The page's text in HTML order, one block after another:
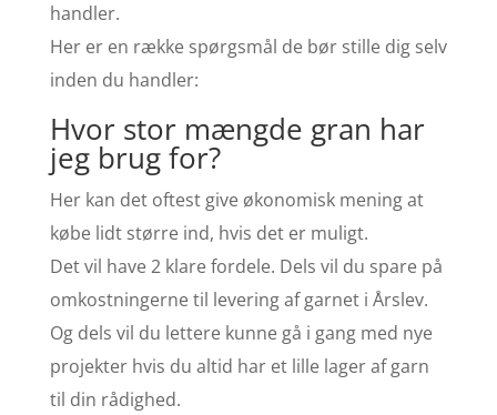
handler.
Her er en række spørgsmål de bør stille dig selv
inden du handler:
Hvor stor mængde gran har
jeg brug for?
Her kan det oftest give økonomisk mening at
købe lidt større ind, hvis det er muligt.
Det vil have 2 klare fordele. Dels vil du spare på
omkostningerne til levering af garnet i Årslev.
Og dels vil du lettere kunne gå i gang med nye
projekter hvis du altid har et lille lager af garn
til din rådighed.